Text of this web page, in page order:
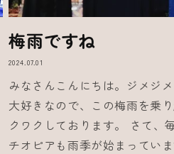
梅雨ですね
2024.07.01
みなさんこんにちは。ジメジ
大好きなので、この梅雨を乗
クワクしております。 さて、
チオピアも雨季が始まってい